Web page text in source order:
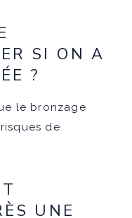
SI ON A
?
le bronzage
de
UNE